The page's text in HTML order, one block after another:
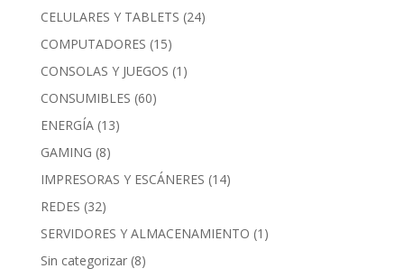
CELULARES Y TABLETS (24)
COMPUTADORES (15)
CONSOLAS Y JUEGOS (1)
CONSUMIBLES (60)
ENERGÍA (13)
GAMING (8)
IMPRESORAS Y ESCÁNERES (14)
REDES (32)
SERVIDORES Y ALMACENAMIENTO (1)
Sin categorizar (8)